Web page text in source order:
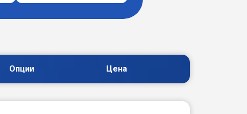
Опции Цена